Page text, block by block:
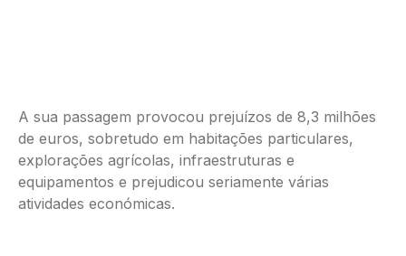
A sua passagem provocou prejuízos de 8,3 milhões
de euros, sobretudo em habitações particulares,
explorações agrícolas, infraestruturas e
equipamentos e prejudicou seriamente várias
atividades económicas.